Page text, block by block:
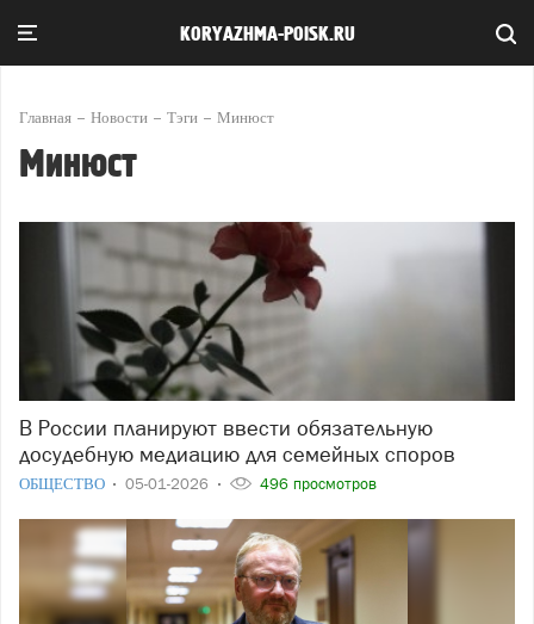
KORYAZHMA-POISK.RU
Главная Новости Тэги Минюст
Минюст
В России планируют ввести обязательную
досудебную медиацию для семейных споров
ОБЩЕСТВО 05-01-2026 496 просмотров